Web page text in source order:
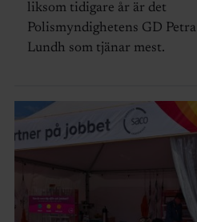
liksom tidigare år är det
Polismyndighetens GD Petra
Lundh som tjänar mest.